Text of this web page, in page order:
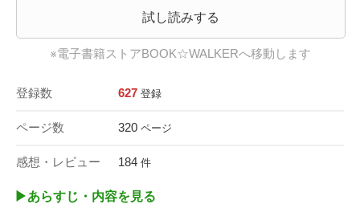
試し読みする
※電子書籍ストアBOOK☆WALKERへ移動します
登録数 627 登録
ページ数 320 ページ
感想・レビュー 184 件
▶︎あらすじ・内容を見る